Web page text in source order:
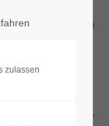
Menu
immer
zulassen